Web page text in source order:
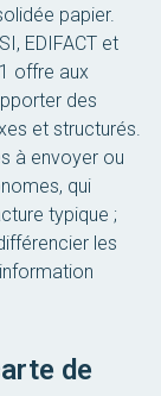
papier.
EDIFACT et
offre aux
des
et structurés.
à envoyer ou
qui
typique ;
les
de